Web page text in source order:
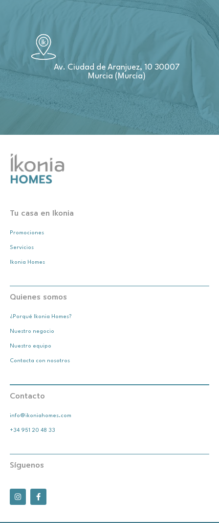
Av. Ciudad de Aranjuez, 10 30007
Murcia (Murcia)
Tu casa en Ikonia
Promociones
Servicios
Ikonia Homes
Quienes somos
¿Porqué Ikonia Homes?
Nuestro negocio
Nuestro equipo
Contacta con nosotros
Contacto
info@ikoniahomes.com
+34 951 20 48 33
Síguenos